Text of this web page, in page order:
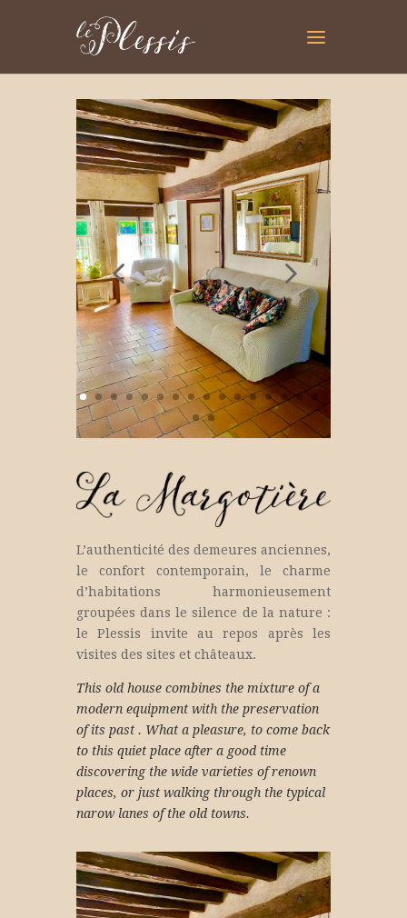
L’authenticité des demeures anciennes,
le confort contemporain, le charme
d’habitations harmonieusement
groupées dans le silence de la nature :
le Plessis invite au repos après les
visites des sites et châteaux.
This old house combines the mixture of a
modern equipment with the preservation
of its past . What a pleasure, to come back
to this quiet place after a good time
discovering the wide varieties of renown
places, or just walking through the typical
narow lanes of the old towns.